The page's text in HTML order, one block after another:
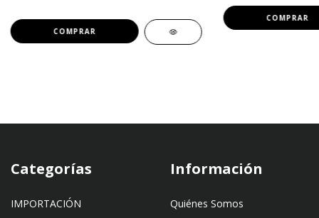
COMPRAR
Categorías
IMPORTACIÓN
Información
Quiénes Somos